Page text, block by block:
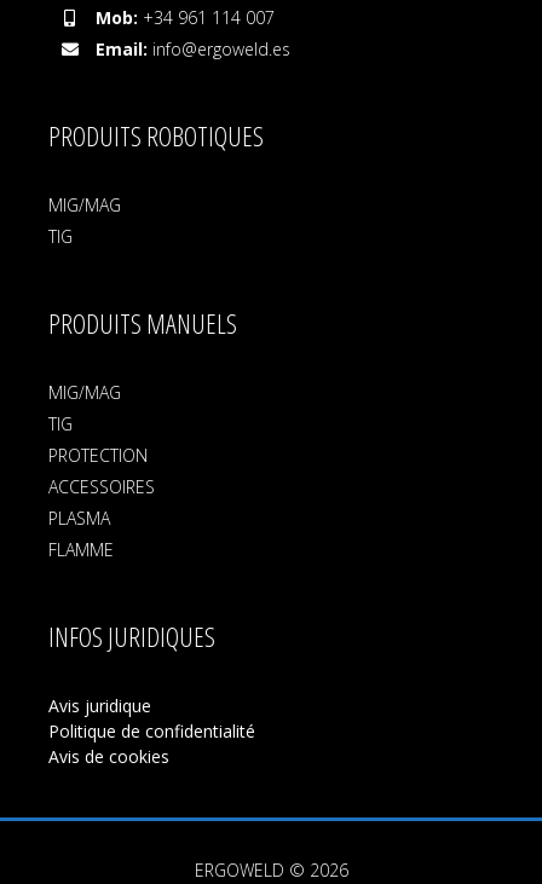
Mob: +34 961 114 007
Email: info@ergoweld.es
PRODUITS ROBOTIQUES
MIG/MAG
TIG
PRODUITS MANUELS
MIG/MAG
TIG
PROTECTION
ACCESSOIRES
PLASMA
FLAMME
INFOS JURIDIQUES
Avis juridique
Politique de confidentialité
Avis de cookies
ERGOWELD © 2026